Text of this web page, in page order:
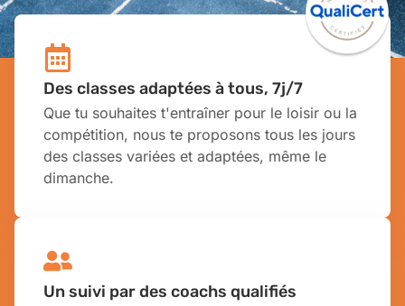
Des classes adaptées à tous, 7j/7
Que tu souhaites t'entraîner pour le loisir ou la
compétition, nous te proposons tous les jours
des classes variées et adaptées, même le
dimanche.
Un suivi par des coachs qualifiés